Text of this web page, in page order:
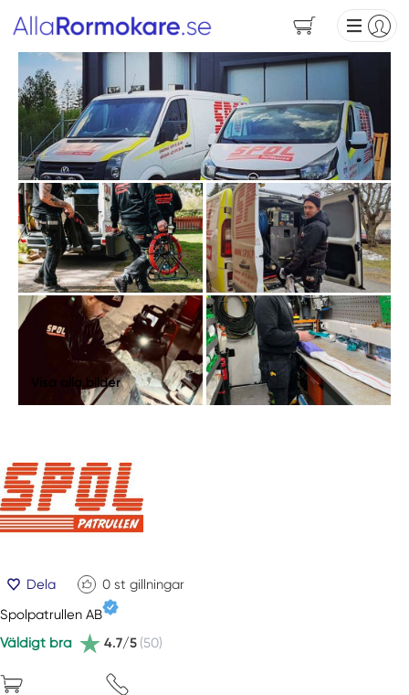
Visa alla bilder
Dela 0 st gillningar
Spolpatrullen AB
Väldigt bra
4.7/5 (50)